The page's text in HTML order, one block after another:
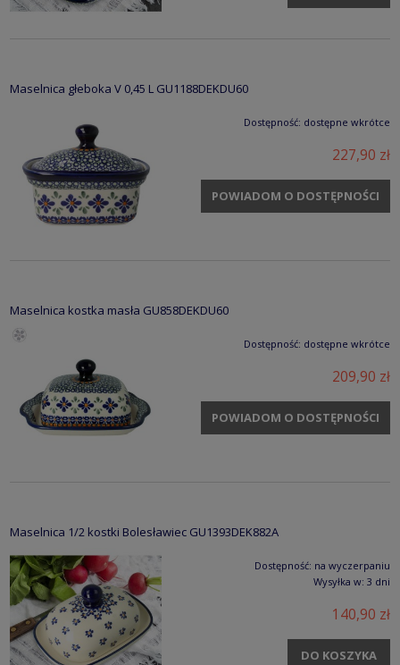
Maselnica głeboka V 0,45 L GU1188DEKDU60
Dostępność: dostępne wkrótce
227,90 zł
POWIADOM O DOSTĘPNOŚCI
Maselnica kostka masła GU858DEKDU60
Dostępność: dostępne wkrótce
209,90 zł
POWIADOM O DOSTĘPNOŚCI
Maselnica 1/2 kostki Bolesławiec GU1393DEK882A
Dostępność: na wyczerpaniu
Wysyłka w: 3 dni
140,90 zł
DO KOSZYKA